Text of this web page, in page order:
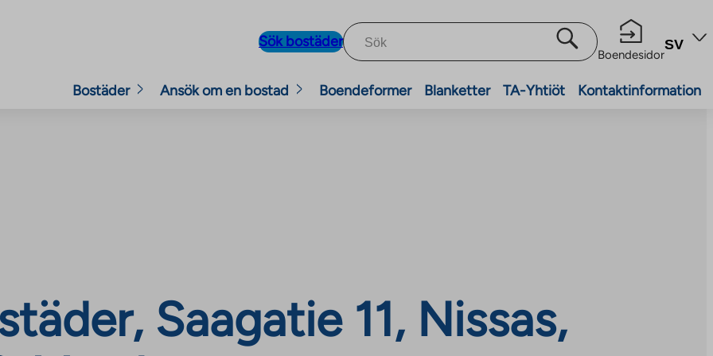
Sök bostäder
Boendesidor
SV
Bostäder Ansök om en bostad Boendeformer Blanketter TA-Yhtiöt Kontaktinformation
Saagatie 11, Nissas,